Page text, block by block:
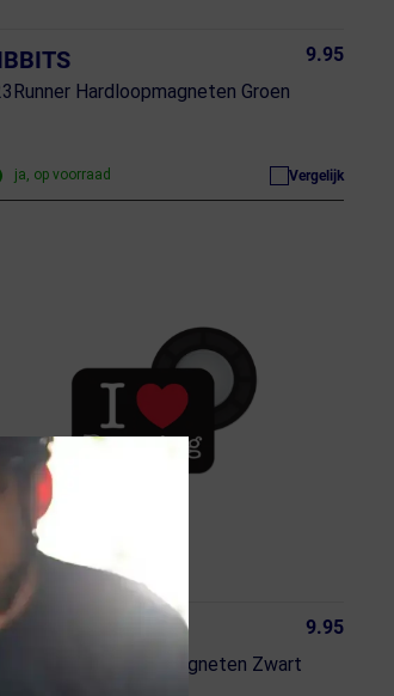
Hardloopmagneten Groen
9.95
ja, op voorraad Vergelijk
Hardloopmagneten Zwart
9.95